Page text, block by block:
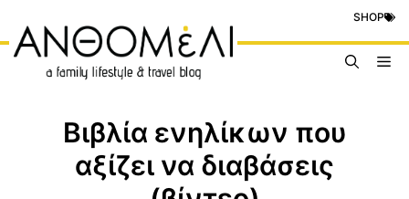
περιεχόμενο
SHOP
Βιβλία ενηλίκων που
αξίζει να διαβάσεις